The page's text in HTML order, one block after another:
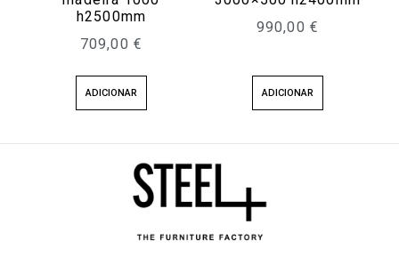
h2500mm
709,00 €
ADICIONAR
990,00 €
ADICIONAR